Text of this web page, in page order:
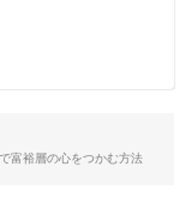
富裕層の心をつかむ方法